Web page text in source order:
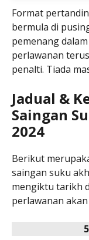
Format
bermula di
pemenang
perlawanan
penalti. Tiada
Jadual &
Saingan
2024
Berikut
saingan suku
mengiktu tarikh
perlawanan